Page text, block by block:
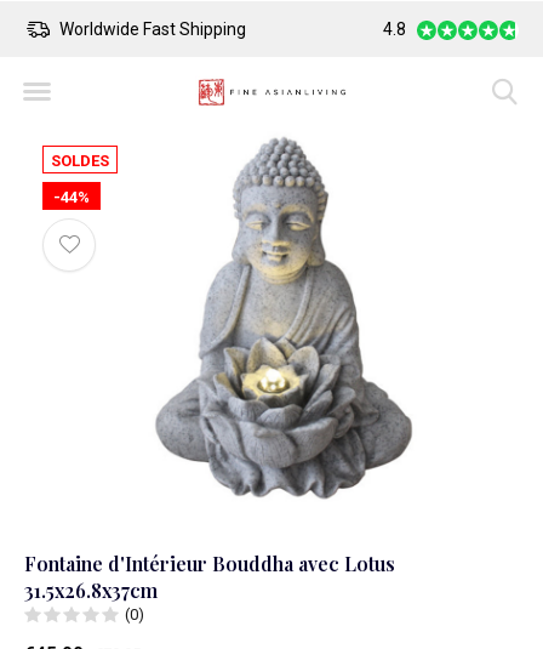
Worldwide Fast Shipping Safe Payment
4.8
SOLDES
-44%
Fontaine d'Intérieur Bouddha avec Lotus
31.5x26.8x37cm
(0)